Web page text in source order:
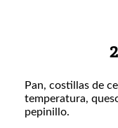
Pan, costillas de
temperatura,
pepinillo.